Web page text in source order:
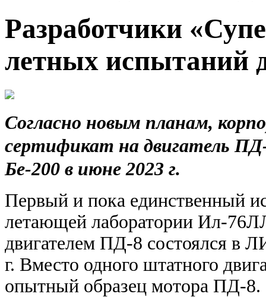
Разработчики
летных испытаний
Согласно новым планам,
сертификат на двигатель
Бе-200 в июне 2023 г.
Первый и пока единственный
летающей лаборатории Ил-
двигателем ПД-8 состоялся в
г. Вместо одного штатного
опытный образец мотора ПД-8.